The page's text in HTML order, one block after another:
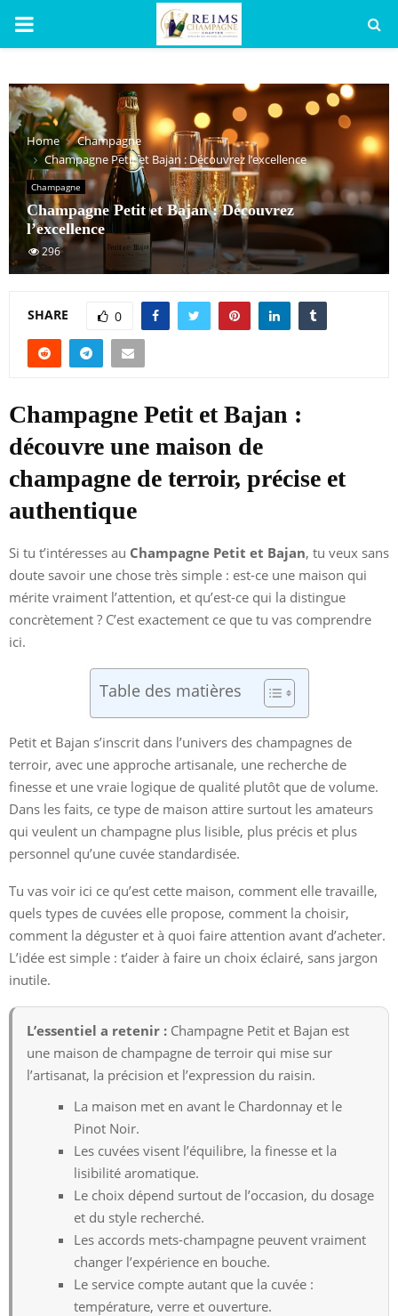
PRIMARY
Home
Champagne
Champagne Petit et Bajan : Découvrez l’excellence
Champagne
Champagne Petit et Bajan : Découvrez
l’excellence
296
SHARE 0
Champagne Petit et Bajan :
découvre une maison de
champagne de terroir, précise et
authentique
Si tu t’intéresses au Champagne Petit et Bajan, tu veux sans
doute savoir une chose très simple : est-ce une maison qui
mérite vraiment l’attention, et qu’est-ce qui la distingue
concrètement ? C’est exactement ce que tu vas comprendre
ici.
Table des matières
Petit et Bajan s’inscrit dans l’univers des champagnes de
terroir, avec une approche artisanale, une recherche de
finesse et une vraie logique de qualité plutôt que de volume.
Dans les faits, ce type de maison attire surtout les amateurs
qui veulent un champagne plus lisible, plus précis et plus
personnel qu’une cuvée standardisée.
Tu vas voir ici ce qu’est cette maison, comment elle travaille,
quels types de cuvées elle propose, comment la choisir,
comment la déguster et à quoi faire attention avant d’acheter.
L’idée est simple : t’aider à faire un choix éclairé, sans jargon
inutile.
L’essentiel a retenir : Champagne Petit et Bajan est
une maison de champagne de terroir qui mise sur
l’artisanat, la précision et l’expression du raisin.
La maison met en avant le Chardonnay et le
Pinot Noir.
Les cuvées visent l’équilibre, la finesse et la
lisibilité aromatique.
Le choix dépend surtout de l’occasion, du dosage
et du style recherché.
Les accords mets-champagne peuvent vraiment
changer l’expérience en bouche.
Le service compte autant que la cuvée :
température, verre et ouverture.